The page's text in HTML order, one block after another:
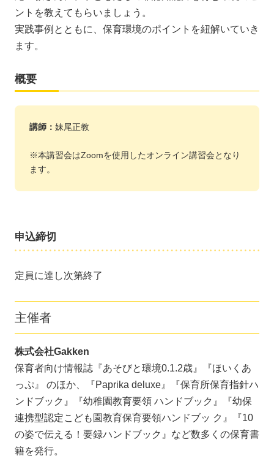
ントを教えてもらいましょう。
実践事例とともに、保育環境のポイントを紐解いていき
ます。
概要
講師： 妹尾正教
※本講習会はZoomを使用したオンライン講習会となり
ます。
申込締切
定員に達し次第終了
主催者
株式会社Gakken
保育者向け情報誌『あそびと環境0.1.2歳』『ほいくあ
っぷ』 のほか、『Paprika deluxe』『保育所保育指針ハ
ンドブック』『幼稚園教育要領 ハンドブック』『幼保
連携型認定こども園教育保育要領ハンドブッ ク』『10
の姿で伝える！要録ハンドブック』など数多くの保育書
籍を発行。